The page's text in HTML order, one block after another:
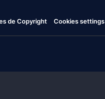
de Copyright Cookies settings